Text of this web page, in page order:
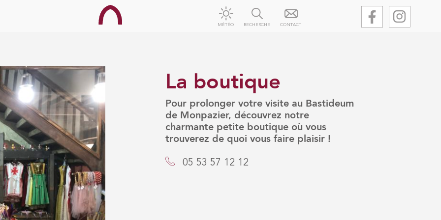
MÉTÉO RECHERCHE CONTACT
La boutique
Pour prolonger votre visite au Bastideum
de Monpazier, découvrez notre
charmante petite boutique où vous
trouverez de quoi vous faire plaisir !
05 53 57 12 12